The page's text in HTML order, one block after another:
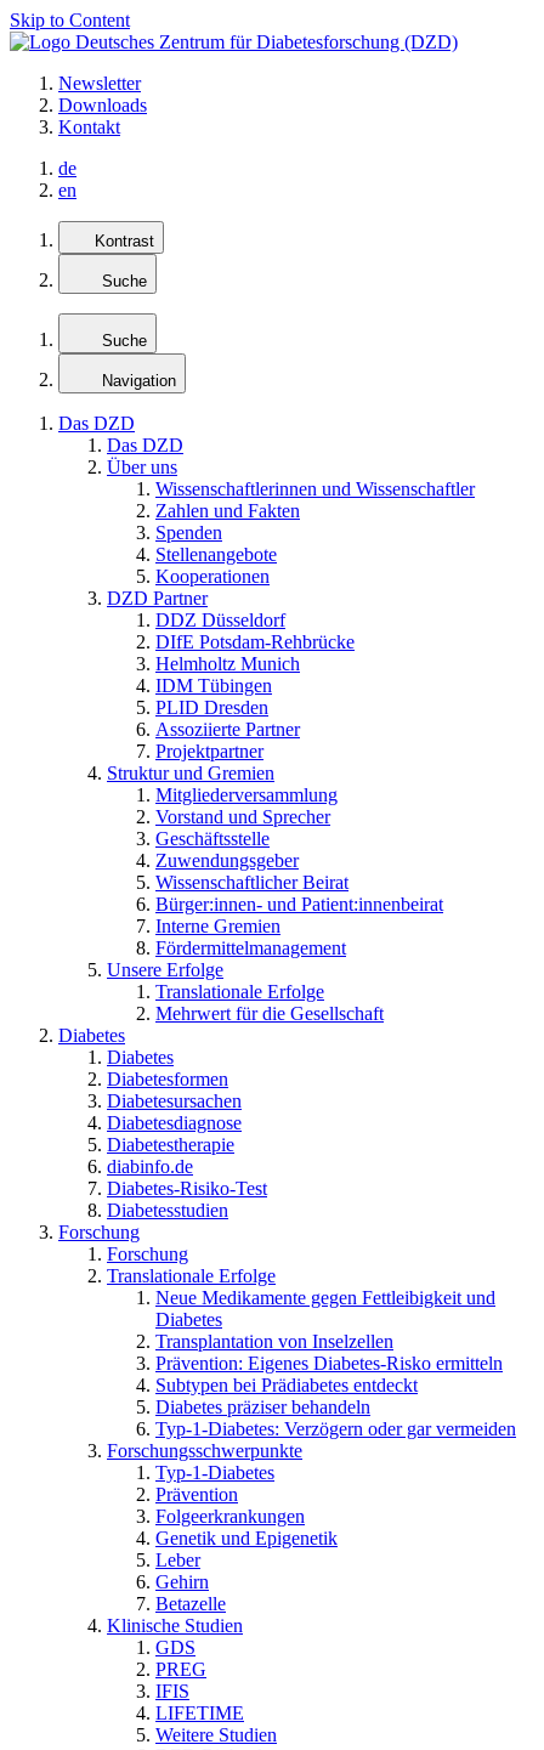
Skip to Content
Newsletter
Downloads
Kontakt
de
en
Kontrast
Suche
Suche
Navigation
Das DZD
Das DZD
Über uns
Wissenschaftlerinnen und Wissenschaftler
Zahlen und Fakten
Spenden
Stellenangebote
Kooperationen
DZD Partner
DDZ Düsseldorf
DIfE Potsdam-Rehbrücke
Helmholtz Munich
IDM Tübingen
PLID Dresden
Assoziierte Partner
Projektpartner
Struktur und Gremien
Mitgliederversammlung
Vorstand und Sprecher
Geschäftsstelle
Zuwendungsgeber
Wissenschaftlicher Beirat
Bürger:innen- und Patient:innenbeirat
Interne Gremien
Fördermittelmanagement
Unsere Erfolge
Translationale Erfolge
Mehrwert für die Gesellschaft
Diabetes
Diabetes
Diabetesformen
Diabetesursachen
Diabetesdiagnose
Diabetestherapie
diabinfo.de
Diabetes-Risiko-Test
Diabetesstudien
Forschung
Forschung
Translationale Erfolge
Neue Medikamente gegen Fettleibigkeit und
Diabetes
Transplantation von Inselzellen
Prävention: Eigenes Diabetes-Risko ermitteln
Subtypen bei Prädiabetes entdeckt
Diabetes präziser behandeln
Typ-1-Diabetes: Verzögern oder gar vermeiden
Forschungsschwerpunkte
Typ-1-Diabetes
Prävention
Folgeerkrankungen
Genetik und Epigenetik
Leber
Gehirn
Betazelle
Klinische Studien
GDS
PREG
IFIS
LIFETIME
Weitere Studien